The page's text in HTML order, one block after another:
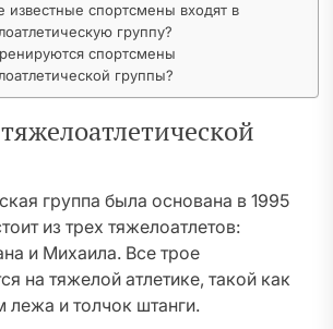
известные спортсмены входят в
группу?
спортсмены
группы?
группа была основана в 1995
из трех тяжелоатлетов:
и Михаила. Все трое
на тяжелой атлетике, такой как
лежа и толчок штанги.